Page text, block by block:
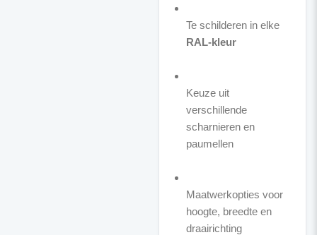
Te schilderen in elke
RAL-kleur
Keuze uit
verschillende
scharnieren en
paumellen
Maatwerkopties voor
hoogte, breedte en
draairichting